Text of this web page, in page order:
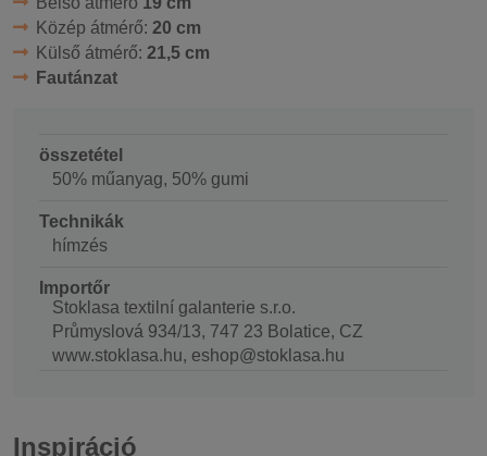
Közép átmérő: 20 cm
Külső átmérő: 21,5 cm
Fautánzat
összetétel
50% műanyag, 50% gumi
Technikák
hímzés
Importőr
Stoklasa textilní galanterie s.r.o.
Průmyslová 934/13, 747 23 Bolatice, CZ
www.stoklasa.hu, eshop@stoklasa.hu
Inspiráció